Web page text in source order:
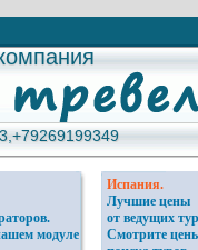
модуле
Испания.
Лучшие цены
от ведущих
Смотрите